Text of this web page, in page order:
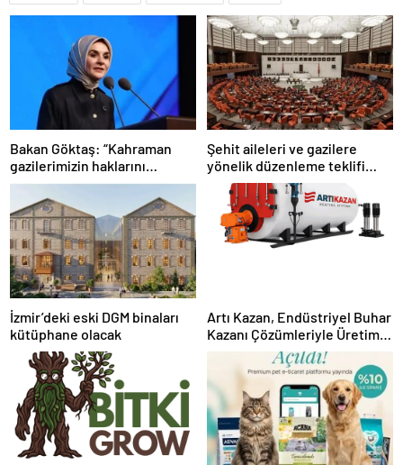
Bakan Göktaş: “Kahraman
gazilerimizin haklarını
güçlendiren yeni bir dönemin
kapılarını aralıyoruz”
Şehit aileleri ve gazilere
yönelik düzenleme teklifi
Meclis’te kabul edildi
İzmir’deki eski DGM binaları
kütüphane olacak
Artı Kazan, Endüstriyel Buhar
Kazanı Çözümleriyle Üretim
Tesislerine Verimli Sistemler
Sunuyor